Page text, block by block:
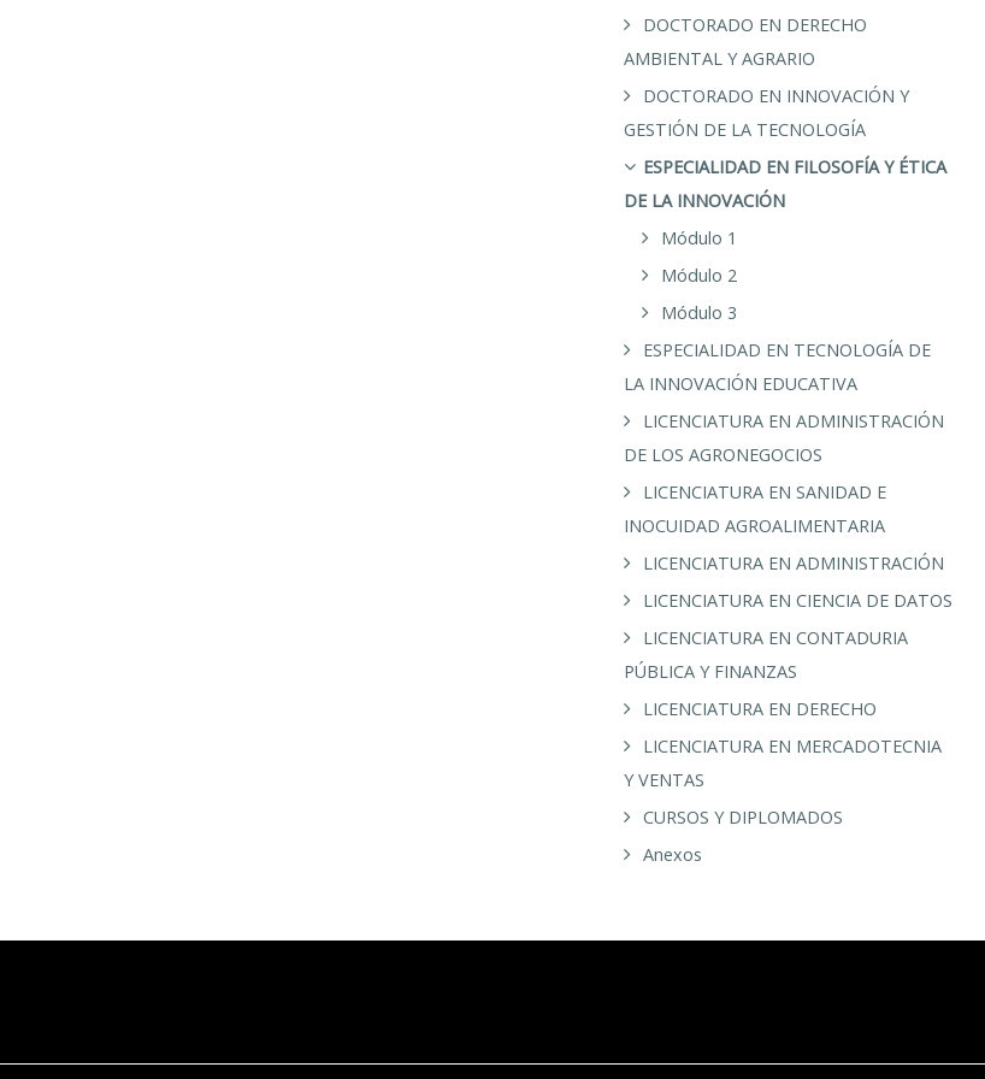
DOCTORADO EN DERECHO
AMBIENTAL Y AGRARIO
DOCTORADO EN INNOVACIÓN Y
GESTIÓN DE LA TECNOLOGÍA
ESPECIALIDAD EN FILOSOFÍA Y ÉTICA
DE LA INNOVACIÓN
Módulo 1
Módulo 2
Módulo 3
ESPECIALIDAD EN TECNOLOGÍA DE
LA INNOVACIÓN EDUCATIVA
LICENCIATURA EN ADMINISTRACIÓN
DE LOS AGRONEGOCIOS
LICENCIATURA EN SANIDAD E
INOCUIDAD AGROALIMENTARIA
LICENCIATURA EN ADMINISTRACIÓN
LICENCIATURA EN CIENCIA DE DATOS
LICENCIATURA EN CONTADURIA
PÚBLICA Y FINANZAS
LICENCIATURA EN DERECHO
LICENCIATURA EN MERCADOTECNIA
Y VENTAS
CURSOS Y DIPLOMADOS
Anexos